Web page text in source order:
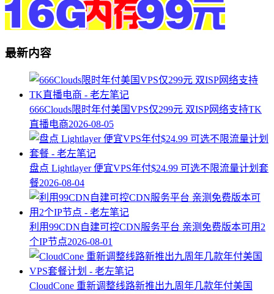
最新内容
666Clouds限时年付美国VPS仅299元 双ISP网络支持TK
直播电商2026-08-05
盘点 Lightlayer 便宜VPS年付$24.99 可选不限流量计划套
餐2026-08-04
利用99CDN自建可控CDN服务平台 亲测免费版本可用2
个IP节点2026-08-01
CloudCone 重新调整线路新推出九周年几款年付美国